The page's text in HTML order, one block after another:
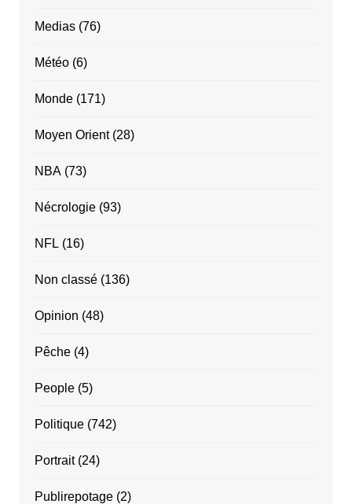
Medias(76)
Météo(6)
Monde(171)
Moyen Orient(28)
NBA(73)
Nécrologie(93)
NFL (16)
Non classé(136)
Opinion (48)
Pêche(4)
People(5)
Politique(742)
Portrait(24)
Publirepotage(2)